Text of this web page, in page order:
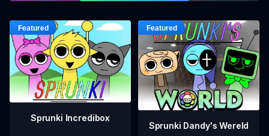
Sprunki Incredibox
Sprunki Dandy's Wereld